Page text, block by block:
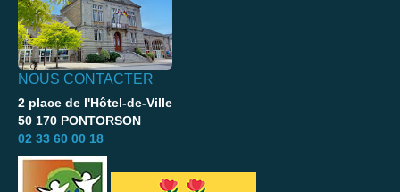
NOUS CONTACTER
2 place de l'Hôtel-de-Ville
50 170 PONTORSON
02 33 60 00 18